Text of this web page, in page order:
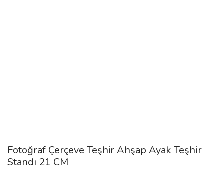
Fotoğraf Çerçeve Teşhir Ahşap Ayak Teşhir
Standı 21 CM